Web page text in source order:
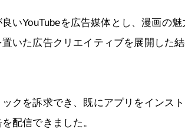
いYouTubeを広告媒体とし、漫画の
いた広告クリエイティブを展開した
クを訴求でき、既にアプリをインス
配信できました。